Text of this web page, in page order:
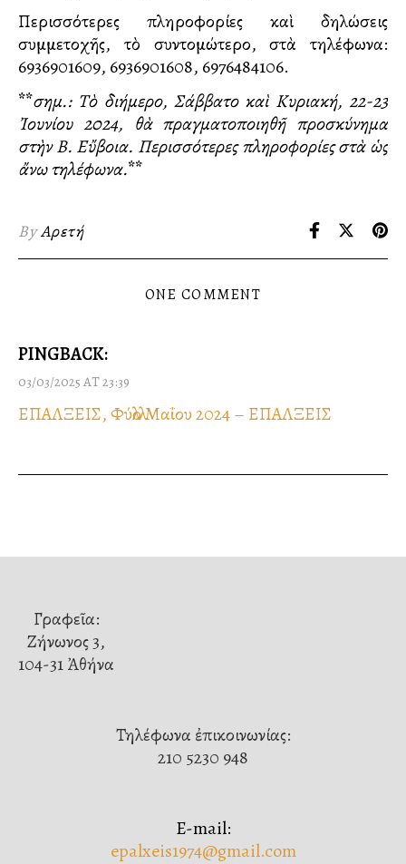
Περισσότερες πληροφορίες καὶ δηλώσεις
συμμετοχῆς, τὸ συντομώτερο, στὰ τηλέφωνα:
6936901609, 6936901608, 6976484106.
**σημ.: Τὸ διήμερο, Σάββατο καὶ Κυριακή, 22-23
Ἰουνίου 2024, θὰ πραγματοποιηθῆ προσκύνημα
στὴν Β. Εὔβοια. Περισσότερες πληροφορίες στὰ ὡς
ἄνω τηλέφωνα.**
ByΑρετή
ONE COMMENT
PINGBACK:
03/03/2025 AT 23:39
ΕΠΑΛΞΕΙΣ, Φύλλο Μαΐου 2024 – ΕΠΑΛΞΕΙΣ
Γραφεῖα:
Ζήνωνος 3,
104-31 Ἀθήνα
Τηλέφωνα ἐπικοινωνίας:
210 5230 948
E-mail:
epalxeis1974@gmail.com